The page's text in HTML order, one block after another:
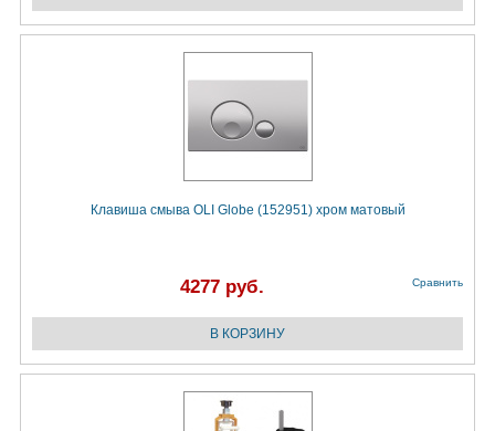
Клавиша смыва OLI Globe (152951) хром матовый
4277 руб. Сравнить